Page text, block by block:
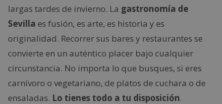
largas tardes de invierno. La gastronomía de
Sevilla es fusión, es arte, es historia y es
originalidad. Recorrer sus bares y restaurantes se
convierte en un auténtico placer bajo cualquier
circunstancia. No importa lo que busques, si eres
carnívoro o vegetariano, de platos de cuchara o de
ensaladas. Lo tienes todo a tu disposición.